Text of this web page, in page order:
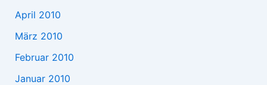
April 2010
März 2010
Februar 2010
Januar 2010